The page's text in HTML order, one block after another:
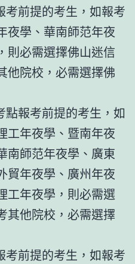
考前提的考生，如報考
夜學、華南師范年夜
則必需選擇佛山迷信
他院校，必需選擇佛
點報考前提的考生，如
工年夜學、暨南年夜
南師范年夜學、廣東
貿年夜學、廣州年夜
工年夜學，則必需選
其他院校，必需選擇
前提的考生，如報考